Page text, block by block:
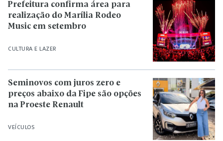
CULTURA E LAZER
Prefeitura confirma área para
realização do Marília Rodeo
Music em setembro
VEÍCULOS
Seminovos com juros zero e
preços abaixo da Fipe são opções
na Proeste Renault